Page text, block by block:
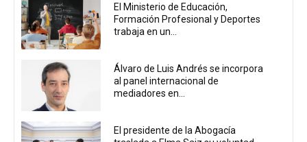
El Ministerio de Educación,
Formación Profesional y Deportes
trabaja en un...
Álvaro de Luis Andrés se incorpora
al panel internacional de
mediadores en...
El presidente de la Abogacía